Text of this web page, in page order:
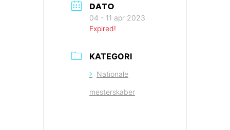
DATO
04 - 11 apr 2023
Expired!
KATEGORI
Nationale
mesterskaber